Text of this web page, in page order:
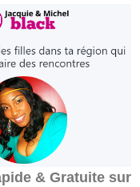
& Gratuite sur